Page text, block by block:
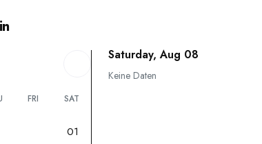
FRI SAT
01
Saturday, Aug 08
Keine Daten